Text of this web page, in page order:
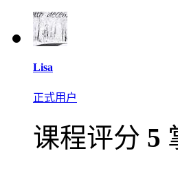
Lisa
正式用户
课程评分 5